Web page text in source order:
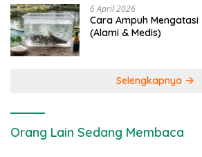
6 April 2026
Cara Ampuh
(Alami & Medis)
Selengkapnya
Orang Lain Sedang Membaca